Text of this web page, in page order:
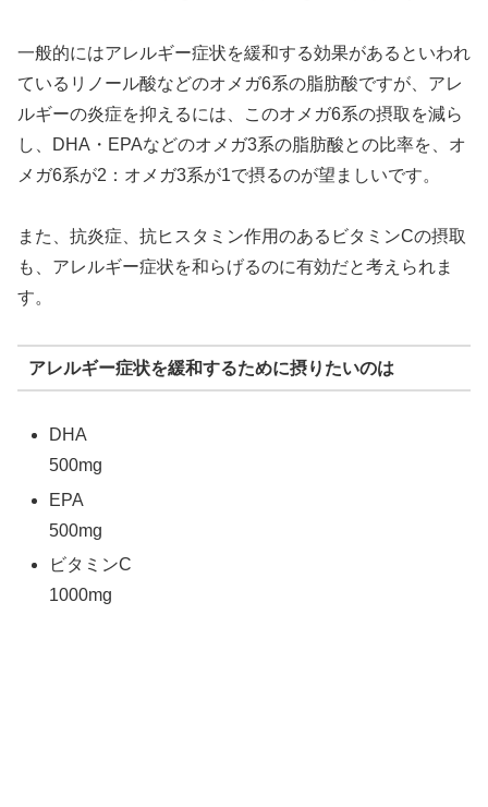
一般的にはアレルギー症状を緩和する効果があるといわれ
ているリノール酸などのオメガ6系の脂肪酸ですが、アレ
ルギーの炎症を抑えるには、このオメガ6系の摂取を減ら
し、DHA・EPAなどのオメガ3系の脂肪酸との比率を、オ
メガ6系が2：オメガ3系が1で摂るのが望ましいです。
また、抗炎症、抗ヒスタミン作用のあるビタミンCの摂取
も、アレルギー症状を和らげるのに有効だと考えられま
す。
アレルギー症状を緩和するために摂りたいのは
DHA
500mg
EPA
500mg
ビタミンC
1000mg